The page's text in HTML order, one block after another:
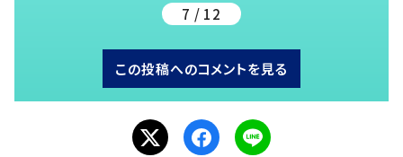
7 / 12
この投稿へのコメントを見る